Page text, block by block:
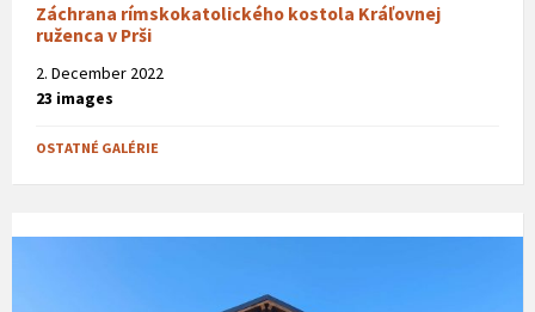
Záchrana rímskokatolického kostola Kráľovnej
ruženca v Prši
2. December 2022
23 images
OSTATNÉ GALÉRIE